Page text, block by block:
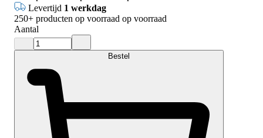
Levertijd 1 werkdag
250+ producten op voorraad op voorraad
Aantal
Bestel